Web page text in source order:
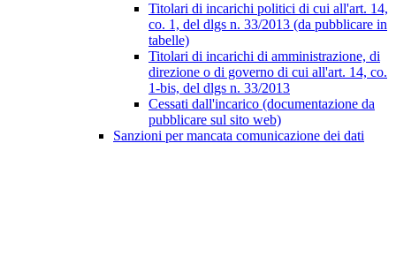
Titolari di incarichi politici di cui all'art. 14,
co. 1, del dlgs n. 33/2013 (da pubblicare in
tabelle)
Titolari di incarichi di amministrazione, di
direzione o di governo di cui all'art. 14, co.
1-bis, del dlgs n. 33/2013
Cessati dall'incarico (documentazione da
pubblicare sul sito web)
Sanzioni per mancata comunicazione dei dati